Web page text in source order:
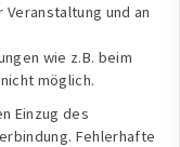
und an
wie z.B. beim
möglich.
Einzug des
Fehlerhafte